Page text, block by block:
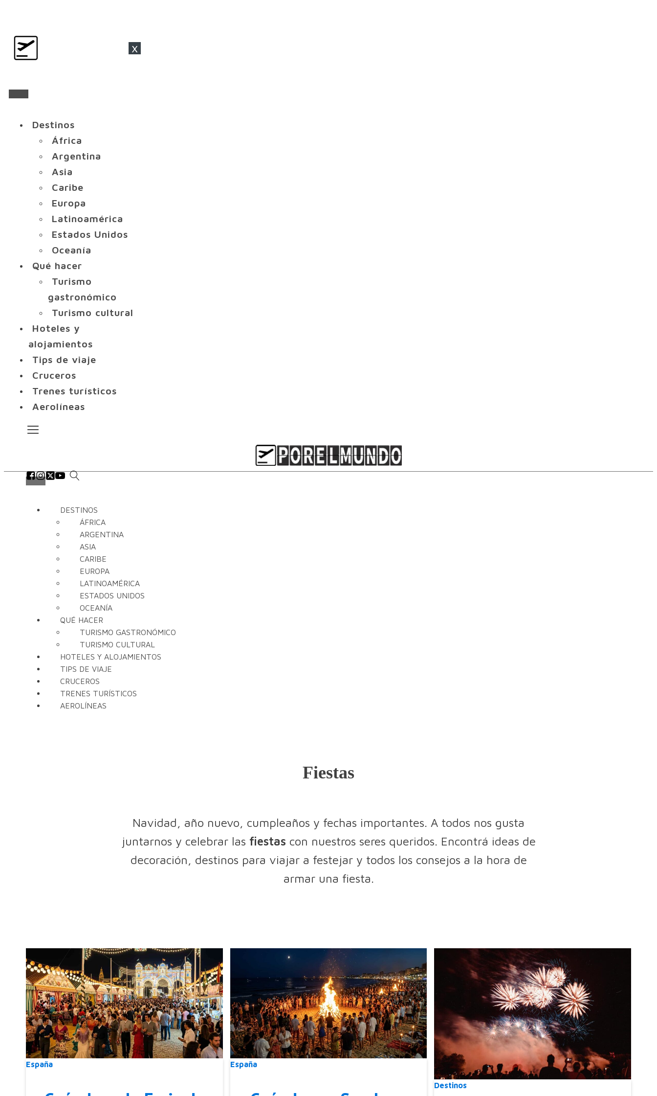
x
Destinos
África
Argentina
Asia
Caribe
Europa
Latinoamérica
Estados Unidos
Oceanía
Qué hacer
Turismo
gastronómico
Turismo cultural
Hoteles y
alojamientos
Tips de viaje
Cruceros
Trenes turísticos
Aerolíneas
DESTINOS
ÁFRICA
ARGENTINA
ASIA
CARIBE
EUROPA
LATINOAMÉRICA
ESTADOS UNIDOS
OCEANÍA
QUÉ HACER
TURISMO GASTRONÓMICO
TURISMO CULTURAL
HOTELES Y ALOJAMIENTOS
TIPS DE VIAJE
CRUCEROS
TRENES TURÍSTICOS
AEROLÍNEAS
Fiestas
Navidad, año nuevo, cumpleaños y fechas importantes. A todos nos gusta
juntarnos y celebrar las fiestas con nuestros seres queridos. Encontrá ideas de
decoración, destinos para viajar a festejar y todos los consejos a la hora de
armar una fiesta.
España España
Destinos